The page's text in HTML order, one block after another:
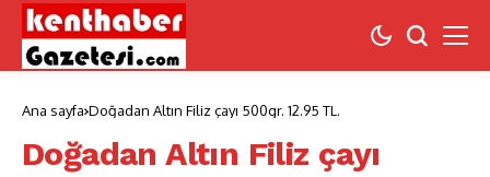
Ana sayfa Doğadan Altın Filiz çayı 500gr. 12.95 TL.
Doğadan Altın Filiz çayı